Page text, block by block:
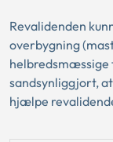
Revalidenden
overbygning
helbredsmæssige
sandsynliggjort,
hjælpe